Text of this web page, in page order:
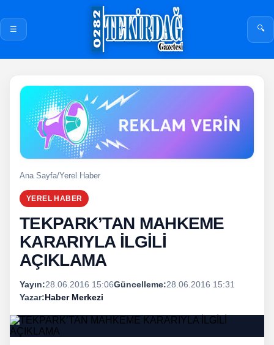
☰ 🔍
Ana Sayfa/Yerel Haber
YEREL HABER
TEKPARK’TAN MAHKEME
KARARIYLA İLGİLİ
AÇIKLAMA
Yayın:28.06.2016 15:06Güncelleme:28.06.2016 15:31
Yazar:Haber Merkezi